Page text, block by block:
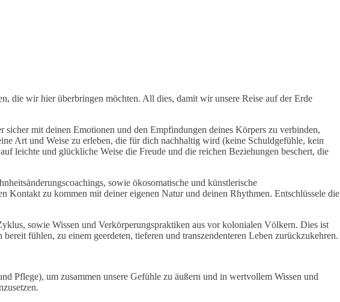
die wir hier überbringen möchten. All dies, damit wir unsere Reise auf der Erde
mit deinen Emotionen und den Empfindungen deines Körpers zu verbinden,
Art und Weise zu erleben, die für dich nachhaltig wird (keine Schuldgefühle, kein
leichte und glückliche Weise die Freude und die reichen Beziehungen beschert, die
sowie ökosomatische und künstlerische
Kontakt zu kommen mit deiner eigenen Natur und deinen Rhythmen. Entschlüssele die
sowie Wissen und Verkörperungspraktiken aus vor kolonialen Völkern. Dies ist
fühlen, zu einem geerdeten, tieferen und transzendenteren Leben zurückzukehren.
Pflege), um zusammen unsere Gefühle zu äußern und in wertvollem Wissen und